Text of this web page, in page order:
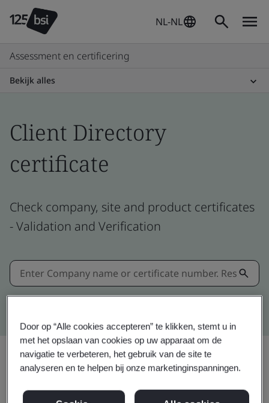
NL-NL
Assessment en certificering
Bekijk alles
Client Directory
certificate
Check company, site and product certificates
- Validation and Verification
Door op “Alle cookies accepteren” te klikken, stemt u in
met het opslaan van cookies op uw apparaat om de
navigatie te verbeteren, het gebruik van de site te
analyseren en te helpen bij onze marketinginspanningen.